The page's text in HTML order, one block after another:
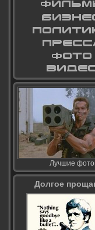
Лучшие
Долгое